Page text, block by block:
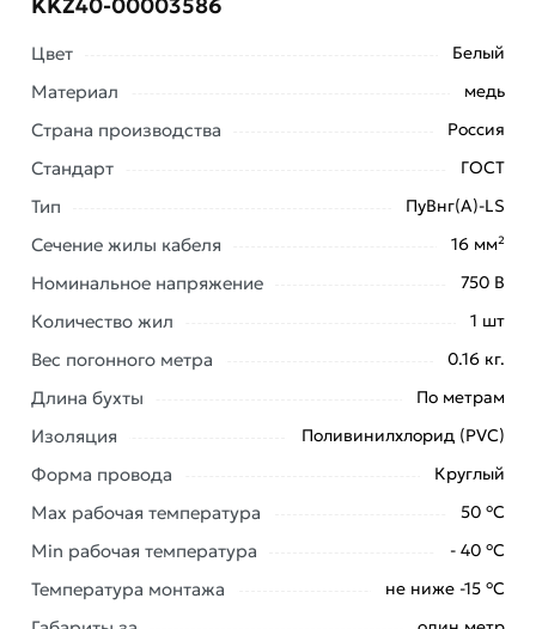
Условия доставки и цены на товар Провод
установочный ККЗ ПуВнг(А)-LS 1х16 силовой медный
категорииПровод медный жесткий ПВ1 (ПуВ)
действительны в Москве и области.
Наши профессиональные менеджеры обработают
заказ и свяжутся с Вами для согласования условий
онлайн заказа рекомендуем ознакомиться с
описанием, характеристиками и отзывами.
Данний товар от производителя
сертифицирован,
соответствует всем стандартам качества. Возврат
Цвет Белый
Материал медь
Страна производства Россия
Стандарт ГОСТ
Тип ПуВнг(А)-LS
Сечение жилы кабеля 16 мм²
Номинальное напряжение 750 В
Количество жил 1 шт
Вес погонного метра 0.16 кг.
Длина бухты По метрам
Изоляция Поливинилхлорид (PVC)
Форма провода Круглый
Max рабочая температура 50 °С
Min рабочая температура - 40 °С
Температура монтажа не ниже -15 °С